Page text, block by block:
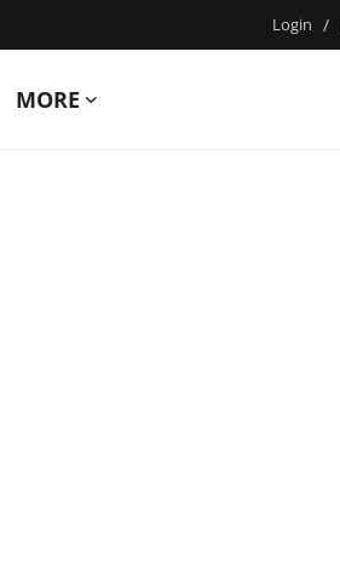
Login /
MORE